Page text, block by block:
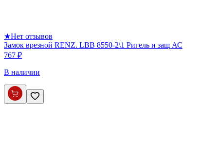
★Нет отзывов
Замок врезной RENZ. LBB 8550-2\1 Ригель и защ АС
767 ₽
В наличии